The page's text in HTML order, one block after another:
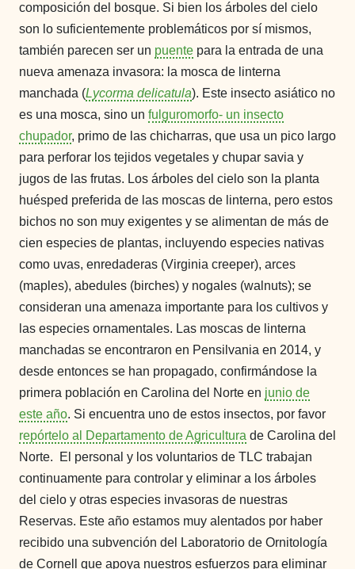
composición del bosque. Si bien los árboles del cielo
son lo suficientemente problemáticos por sí mismos,
también parecen ser un puente para la entrada de una
nueva amenaza invasora: la mosca de linterna
manchada (Lycorma delicatula). Este insecto asiático no
es una mosca, sino un fulguromorfo- un insecto
chupador, primo de las chicharras, que usa un pico largo
para perforar los tejidos vegetales y chupar savia y
jugos de las frutas. Los árboles del cielo son la planta
huésped preferida de las moscas de linterna, pero estos
bichos no son muy exigentes y se alimentan de más de
cien especies de plantas, incluyendo especies nativas
como uvas, enredaderas (Virginia creeper), arces
(maples), abedules (birches) y nogales (walnuts); se
consideran una amenaza importante para los cultivos y
las especies ornamentales. Las moscas de linterna
manchadas se encontraron en Pensilvania en 2014, y
desde entonces se han propagado, confirmándose la
primera población en Carolina del Norte en junio de
este año. Si encuentra uno de estos insectos, por favor
repórtelo al Departamento de Agricultura de Carolina del
Norte.
El personal y los voluntarios de TLC trabajan
continuamente para controlar y eliminar a los árboles
del cielo y otras especies invasoras de nuestras
Reservas. Este año estamos muy alentados por haber
recibido una subvención del Laboratorio de Ornitología
de Cornell que apoya nuestros esfuerzos para eliminar